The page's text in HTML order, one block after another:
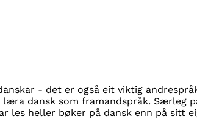
- det er også eit viktig
dansk som framandspråk. Særleg
les heller bøker på dansk enn på sitt